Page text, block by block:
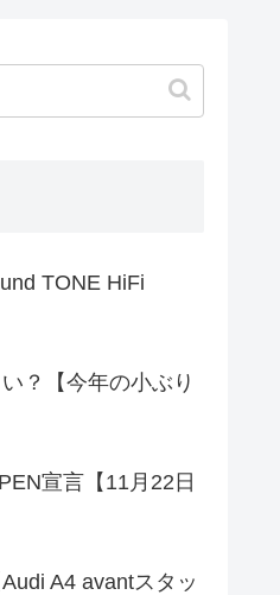
TONE HiFi
？【今年の小ぶり
宣言【11月22日
A4 avantスタッ